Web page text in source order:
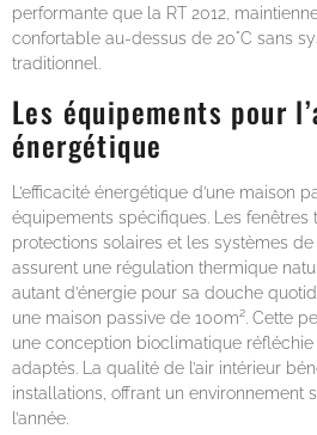
performante que la RT 2012,
confortable au-dessus de 20°C sans
traditionnel.
Les équipements pour
énergétique
L’efficacité énergétique d’une maison
équipements spécifiques. Les fenêtres
protections solaires et les systèmes
assurent une régulation thermique
autant d’énergie pour sa douche
une maison passive de 100m². Cette
une conception bioclimatique
adaptés. La qualité de l’air intérieur
installations, offrant un environnement
l’année.